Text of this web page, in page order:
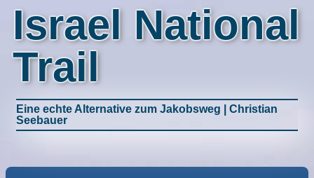
Israel National
Trail
Eine echte Alternative zum Jakobsweg | Christian
Seebauer